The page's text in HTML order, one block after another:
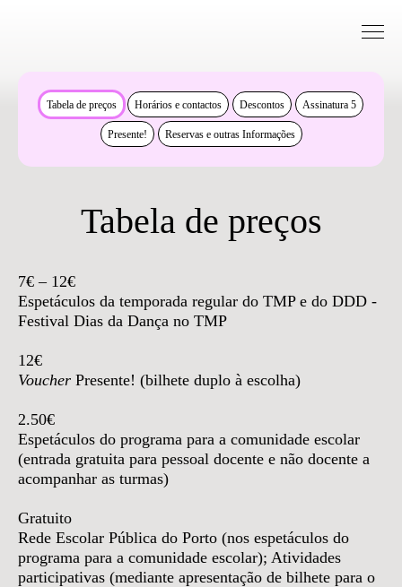
Bilheteira
Tabela de preços Horários e contactos Descontos Assinatura 5
Presente! Reservas e outras Informações
Tabela de preços
7€ – 12€
Espetáculos da temporada regular do TMP e do DDD -
Festival Dias da Dança no TMP
12€
Voucher Presente! (bilhete duplo à escolha)
2.50€
Espetáculos do programa para a comunidade escolar
(entrada gratuita para pessoal docente e não docente a
acompanhar as turmas)
Gratuito
Rede Escolar Pública do Porto (nos espetáculos do
programa para a comunidade escolar); Atividades
participativas (mediante apresentação de bilhete para o